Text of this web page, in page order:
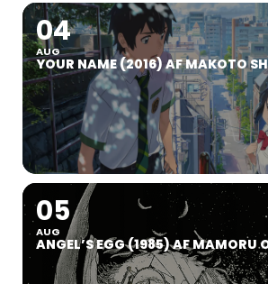
04
AUG
YOUR NAME (2016) AF MAKOTO
05
AUG
ANGEL’S EGG (1985) AF MAMORU